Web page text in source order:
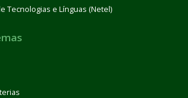
Tecnologias e Línguas (Netel)